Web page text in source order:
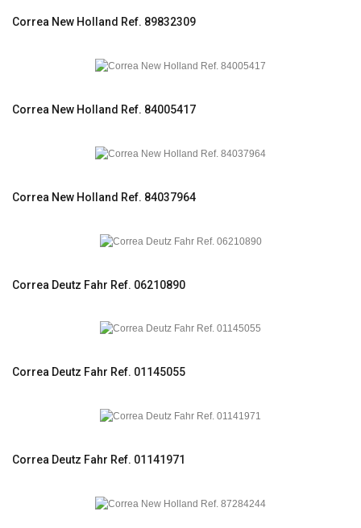
Correa New Holland Ref. 89832309
Correa New Holland Ref. 84005417
Correa New Holland Ref. 84037964
Correa Deutz Fahr Ref. 06210890
Correa Deutz Fahr Ref. 01145055
Correa Deutz Fahr Ref. 01141971